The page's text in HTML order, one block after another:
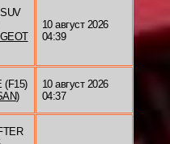
10 август 2026
04:39
(F15)
)
10 август 2026
04:37